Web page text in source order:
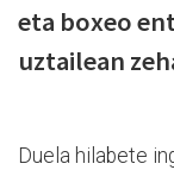
eta boxeo
uztailean
Duela hilabete